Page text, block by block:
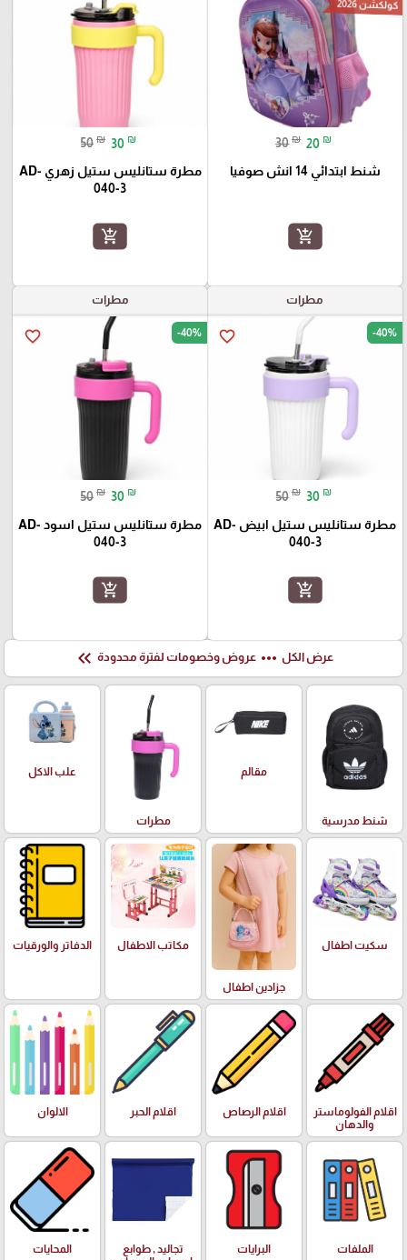
كولكشن 2026
30 ₪ 20 ₪
شنط ابتدائي 14 انش صوفيا
add_shopping_cart
50 ₪ 30 ₪
مطرة ستانليس ستيل زهري AD-
040-3
add_shopping_cart
مطرات
favorite_border -40%
50 ₪ 30 ₪
مطرة ستانليس ستيل ابيض AD-
040-3
add_shopping_cart
مطرات
favorite_border -40%
50 ₪ 30 ₪
مطرة ستانليس ستيل اسود AD-
040-3
add_shopping_cart
عرض الكل more_horiz عروض وخصومات لفترة محدودة keyboard_double_arrow_left
شنط مدرسية
مقالم
مطرات
علب الاكل
سكيت اطفال
جزادين اطفال
مكاتب الاطفال الدفاتر والورقيات
اقلام الفولوماستر
والدهان
اقلام الرصاص اقلام الحبر الالوان
الملفات البرايات
تجاليد , طوابع
المحايات